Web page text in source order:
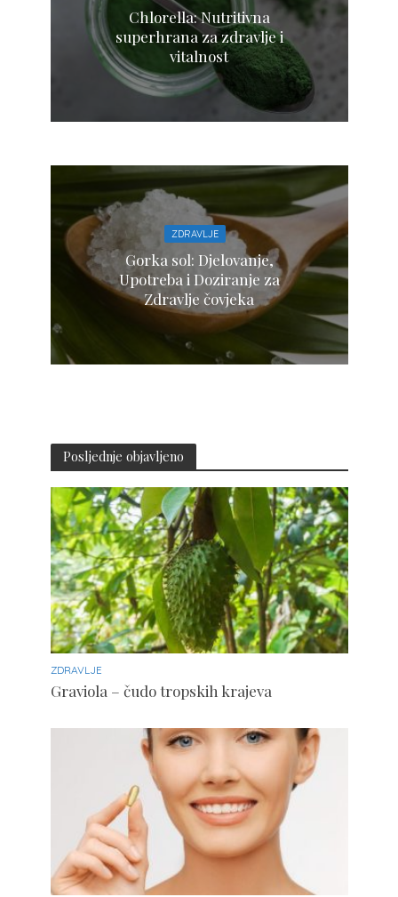
Chlorella: Nutritivna
superhrana za zdravlje i
vitalnost
ZDRAVLJE
Gorka sol: Djelovanje,
Upotreba i Doziranje za
Zdravlje čovjeka
Posljednje objavljeno
ZDRAVLJE
Graviola – čudo tropskih krajeva